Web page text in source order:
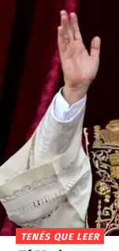
TENÉS QUE LEER